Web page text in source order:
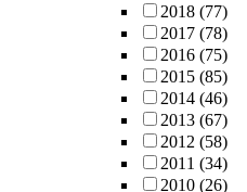
2018 (77)
2017 (78)
2016 (75)
2015 (85)
2014 (46)
2013 (67)
2012 (58)
2011 (34)
2010 (26)